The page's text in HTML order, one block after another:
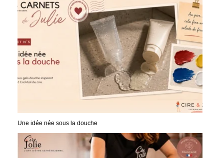
Une idée née sous la douche